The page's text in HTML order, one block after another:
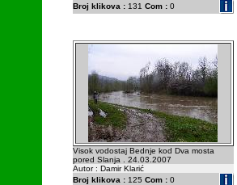
Broj klikova :131 Com :0
Visok vodostaj Bednje kod Dva mosta
pored Slanja . 24.03.2007
Autor : Damir Klarić
Broj klikova :125 Com :0